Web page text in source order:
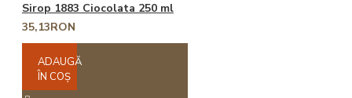
Sirop 1883 Ciocolata 250 ml
35,13RON
ADAUGĂ
ÎN COŞ